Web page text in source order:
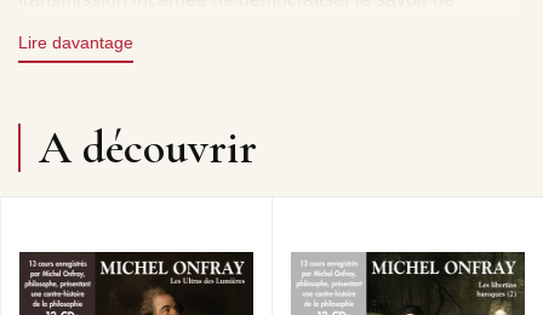
Patrick Frémeaux
Frémeaux Colombini (Ecouter les cours de Michel Onfray
sur CD- Le Patrimoine sonore - Notre mémoire collective).
Droits audio : Frémeaux & Associés représentant Michel
parlant, livre-parlant, livre parlé, livre sonore, livre lu, livre-
à-écouter, audio livre)
Lire davantage
A découvrir